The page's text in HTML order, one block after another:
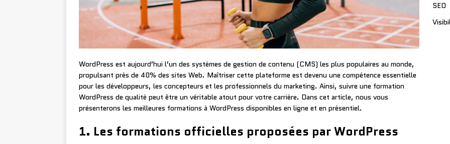
WordPress est aujourd’hui l’un des systèmes de gestion de contenu (CMS) les plus populaires au monde,
propulsant près de 40% des sites Web. Maîtriser cette plateforme est devenu une compétence essentielle
pour les développeurs, les concepteurs et les professionnels du marketing. Ainsi, suivre une formation
WordPress de qualité peut être un véritable atout pour votre carrière. Dans cet article, nous vous
présenterons les meilleures formations à WordPress disponibles en ligne et en présentiel.
1. Les formations officielles proposées par WordPress
SEO